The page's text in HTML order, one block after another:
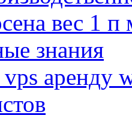
вес 1 п
знания
аренду